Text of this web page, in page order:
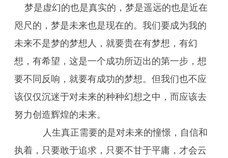
梦是虚幻的也是真实的，梦是遥远的也是近在
咫尺的，梦是未来也是现在的。我们要成为我的
未来不是梦的梦想人，就要贵在有梦想，有幻
想，有希望，这是一个成功所迈出的第一步，想
要不同反响，就要有成功的梦想。但我们也不应
该仅仅沉迷于对未来的种种幻想之中，而应该去
努力创造辉煌的未来。
人生真正需要的是对未来的憧憬，自信和
执着，只要敢于追求，只要不甘于平庸，才会云